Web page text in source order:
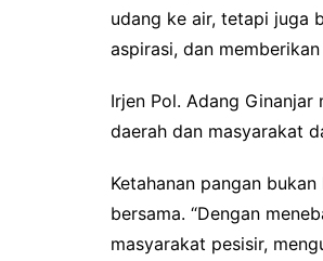
udang ke air, tetapi juga
aspirasi, dan
Irjen Pol. Adang
daerah dan masyarakat
Ketahanan pangan
bersama. “Dengan
masyarakat pesisir,